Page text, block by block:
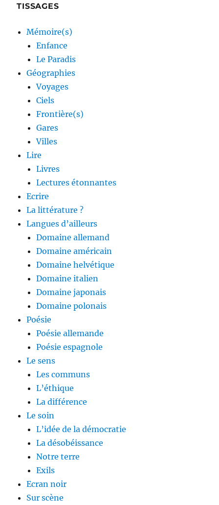
TISSAGES
Mémoire(s)
Enfance
Le Paradis
Géographies
Voyages
Ciels
Frontière(s)
Gares
Villes
Lire
Livres
Lectures étonnantes
Ecrire
La littérature ?
Langues d’ailleurs
Domaine allemand
Domaine américain
Domaine helvétique
Domaine italien
Domaine japonais
Domaine polonais
Poésie
Poésie allemande
Poésie espagnole
Le sens
Les communs
L’éthique
La différence
Le soin
L’idée de la démocratie
La désobéissance
Notre terre
Exils
Ecran noir
Sur scène